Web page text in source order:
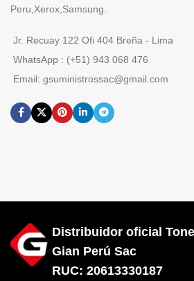
Peru,Xerox,Samsung.
Jr. Recuay 122 Ofi 404 Breña - Lima
WhatsApp : (+51) 943 068 476
Email: gsuministrossac@gmail.com
Distribuidor oficial
Gian Perú Sac
RUC: 20613330187